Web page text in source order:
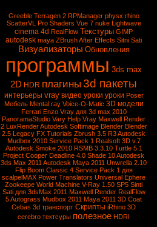
Greeble Terragen 2 RPManager physx rhino
ScatterVL Pro Shaders Vue 7 nuke Lightwave
cinema 4d RealFlow Текстуры GIMP
autodesk maya ZBrushAfter Effects Sitni Sati
Визуализаторы Обновления
программы 3ds max
2D HDR плагины 3d пакеты
интерьеры vray видео уроки уроки Poser
Мебель Mental ray Voice-O-Matic 3D модели
Ferrari Enzo Vray для 3d max 2010
PanoramaStudio Vary Help Vray Maxwell Render
2 LuxRender Autodesk Softimage Blender Blender
2.5 Legacy FX Tutorials Zbrush 3.5 R3Autodesk
Mudbox 2010 Service Pack 1 Realsoft 3D v.7
Autodesk Smoke 2010 RSMB 3.3.10 Turtle 5.1
Project Cooper Deadline 4.0 Shade 10Autodesk
3ds Max 2011 Autodesk Maya 2011 Unwrella 2.10
Flip Boom Classic 4 Service Pack 1 для
scalpelMAX Power Translators Universal Ephere
Zookeepe World Machine V-Ray 1.50 SP5 Sinti
Sati для 3dsMax 2011 Maxwell Render RealFlow
5Autograss Mudbox 2011 Maya 2011 3D Coat
Cebas 3d транспорт Скрипты iRhino 3D
cerebro тектсуры полезное HDRI